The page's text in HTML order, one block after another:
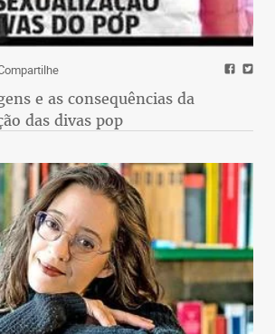
e as consequências da
das divas pop